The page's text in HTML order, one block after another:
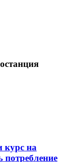
курс на
потребление